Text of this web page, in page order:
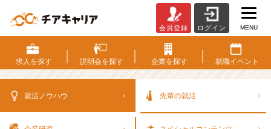
界
研
究」
会員登録 ログイン MENU
求人を探す 説明会を探す 企業を探す 就職イベント
就活ノウハウ 先輩の就活